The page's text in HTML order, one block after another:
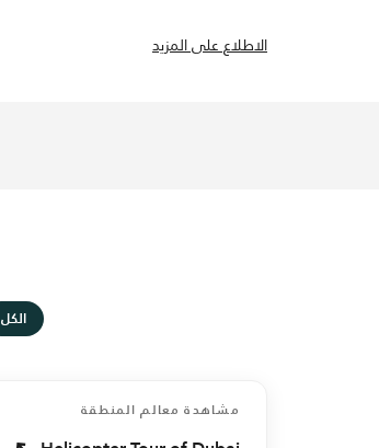
الاطلاع على المزيد
الكل
مشاهدة معالم المنطقة